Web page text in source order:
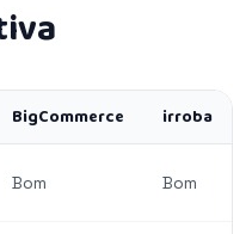
BigCommerce irroba
Bom Bom